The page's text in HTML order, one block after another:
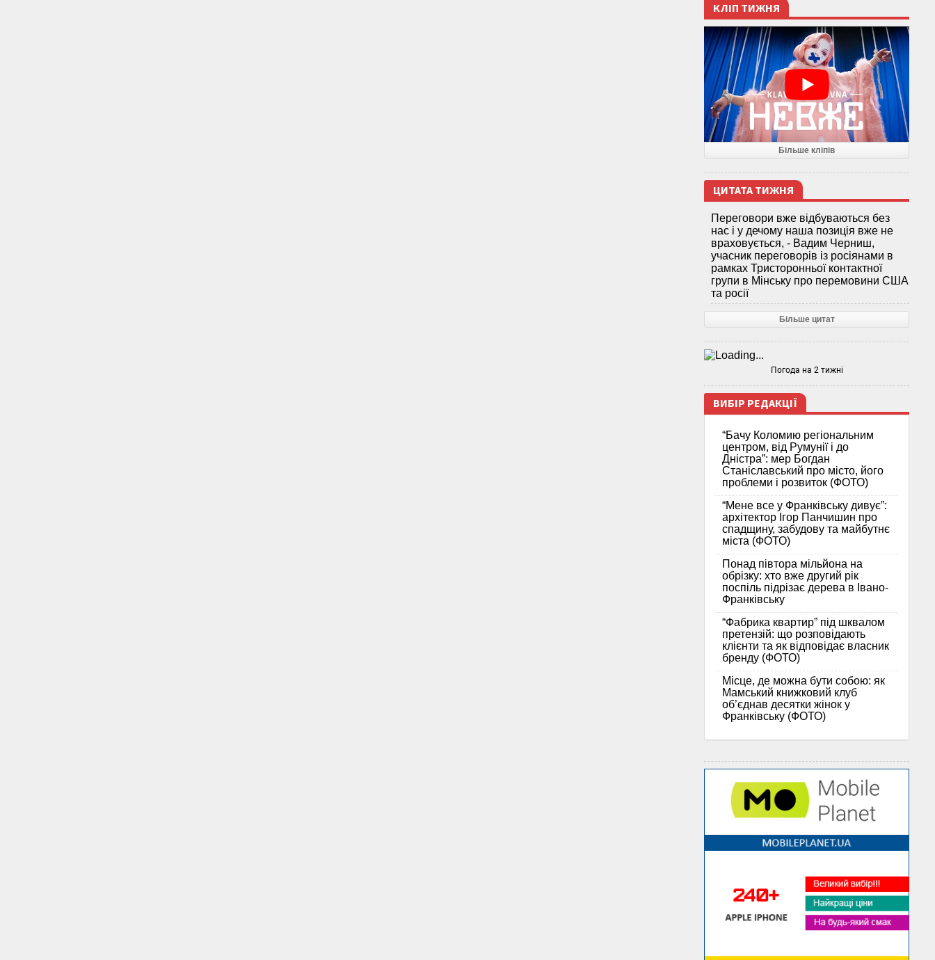
КЛІП ТИЖНЯ
Більше кліпів
ЦИТАТА ТИЖНЯ
Переговори вже відбуваються без
нас і у дечому наша позиція вже не
враховується, - Вадим Черниш,
учасник переговорів із росіянами в
рамках Тристоронньої контактної
групи в Мінську про перемовини США
та росії
Більше цитат
Погода на 2 тижні
ВИБІР РЕДАКЦІЇ
“Бачу Коломию регіональним
центром, від Румунії і до
Дністра”: мер Богдан
Станіславський про місто, його
проблеми і розвиток (ФОТО)
“Мене все у Франківську дивує”:
архітектор Ігор Панчишин про
спадщину, забудову та майбутнє
міста (ФОТО)
Понад півтора мільйона на
обрізку: хто вже другий рік
поспіль підрізає дерева в Івано-
Франківську
“Фабрика квартир” під шквалом
претензій: що розповідають
клієнти та як відповідає власник
бренду (ФОТО)
Місце, де можна бути собою: як
Мамський книжковий клуб
об’єднав десятки жінок у
Франківську (ФОТО)